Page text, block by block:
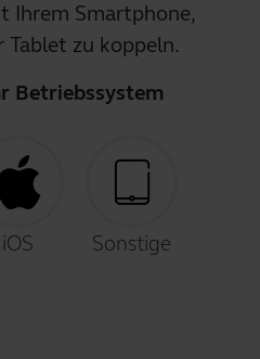
Ihrem Smartphone,
zu koppeln.
Betriebssystem
iOS Sonstige